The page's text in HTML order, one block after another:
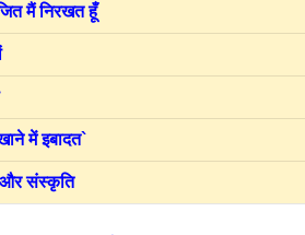
मैं निरखत हूँ
में इबादत`
और संस्कृति